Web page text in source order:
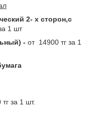
2- х сторон,с
1 шт
- от 14900 тг за 1
за 1 шт.